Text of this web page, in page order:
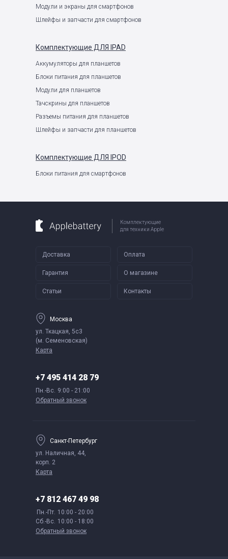
Модули и экраны для смартфонов
Шлейфы и запчасти для смартфонов
Комплектующие ДЛЯ IPAD
Аккумуляторы для планшетов
Блоки питания для планшетов
Модули для планшетов
Тачскрины для планшетов
Разъемы питания для планшетов
Шлейфы и запчасти для планшетов
Комплектующие ДЛЯ IPOD
Блоки питания для смартфонов
Комплектующие
для техники Apple
Доставка Оплата
Гарантия О магазине
Статьи Контакты
Москва
ул. Ткацкая, 5с3
(м. Семеновская)
Карта
+7 495 414 28 79
Пн.-Вс. 9:00 - 21:00
Обратный звонок
Санкт-Петербург
ул. Наличная, 44,
корп. 2
Карта
+7 812 467 49 98
Пн.-Пт. 10:00 - 20:00
Сб.-Вс. 10:00 - 18:00
Обратный звонок